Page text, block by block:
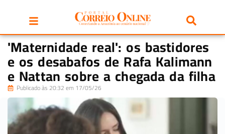
'Maternidade real': os bastidores
e os desabafos de Rafa Kalimann
e Nattan sobre a chegada da filha
Publicado às 20:32 em 17/05/26